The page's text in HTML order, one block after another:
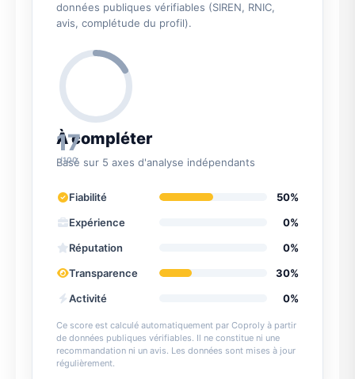
données publiques vérifiables (SIREN, RNIC,
avis, complétude du profil).
17
/100
À compléter
Basé sur 5 axes d'analyse indépendants
Fiabilité
50%
Expérience
0%
Réputation
0%
Transparence
30%
Activité
0%
Ce score est calculé automatiquement par Coproly à partir
de données publiques vérifiables. Il ne constitue ni une
recommandation ni un avis. Les données sont mises à jour
régulièrement.